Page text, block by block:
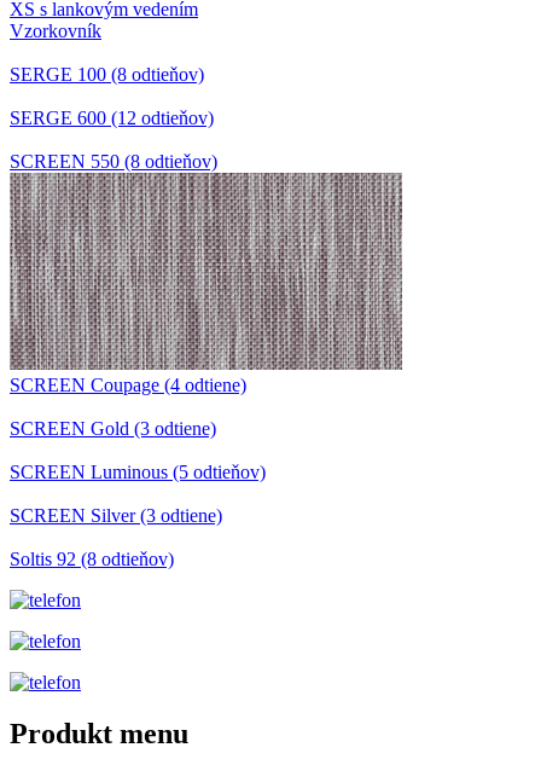
XS s lankovým vedením
Vzorkovník
SERGE 100 (8 odtieňov)
SERGE 600 (12 odtieňov)
SCREEN 550 (8 odtieňov)
SCREEN Coupage (4 odtiene)
SCREEN Gold (3 odtiene)
SCREEN Luminous (5 odtieňov)
SCREEN Silver (3 odtiene)
Soltis 92 (8 odtieňov)
Produkt menu